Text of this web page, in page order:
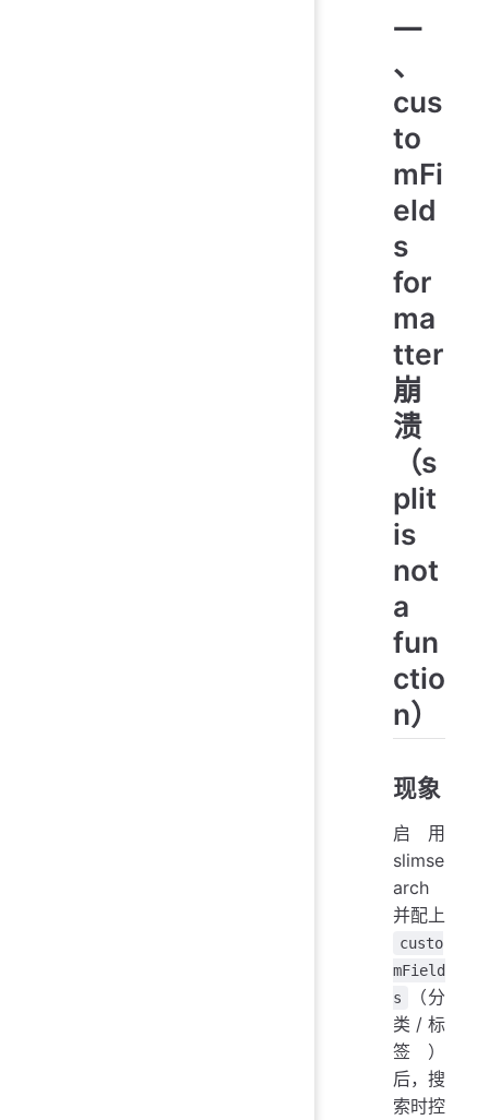
一
、
cus
to
mFi
eld
s
for
ma
tter
崩
溃
（s
plit
is
not
a
fun
ctio
n）
现象
启用
slimse
arch
并配上
custo
mField
s
（分
类/标
签）
后，搜
索时控